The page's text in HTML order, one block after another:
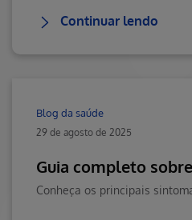
Continuar lendo
Blog da saúde
29 de agosto de 2025
Guia completo